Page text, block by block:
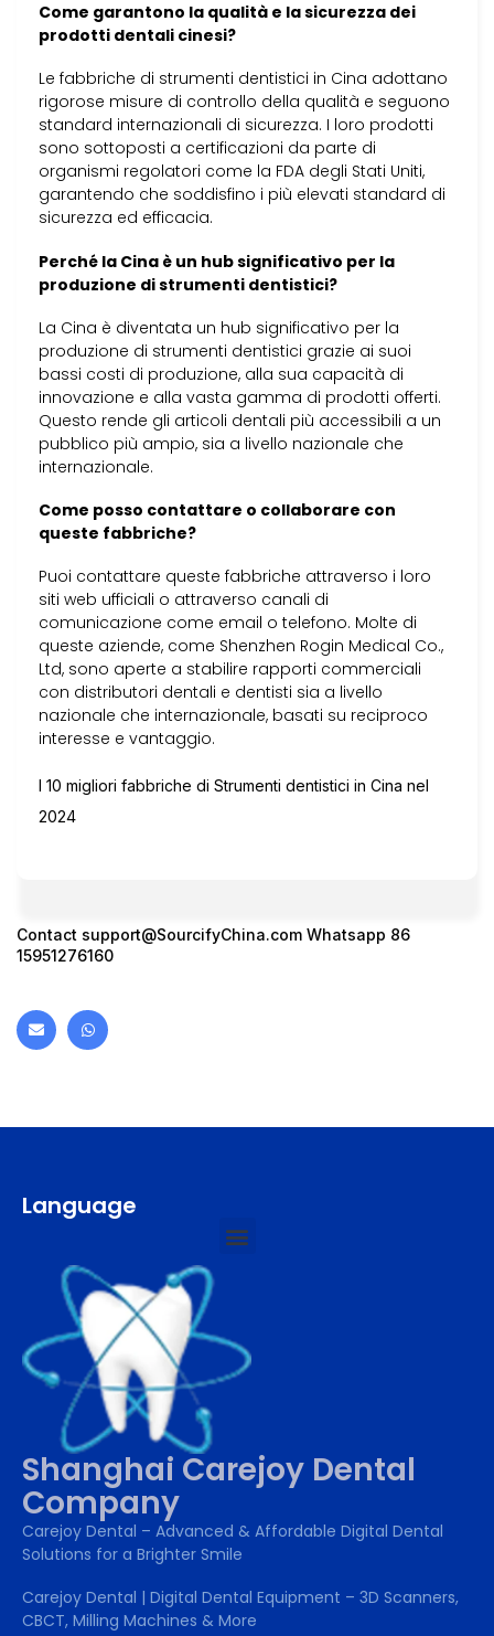
Come garantono la qualità e la sicurezza dei
prodotti dentali cinesi?
Le fabbriche di strumenti dentistici in Cina adottano
rigorose misure di controllo della qualità e seguono
standard internazionali di sicurezza. I loro prodotti
sono sottoposti a certificazioni da parte di
organismi regolatori come la FDA degli Stati Uniti,
garantendo che soddisfino i più elevati standard di
sicurezza ed efficacia.
Perché la Cina è un hub significativo per la
produzione di strumenti dentistici?
La Cina è diventata un hub significativo per la
produzione di strumenti dentistici grazie ai suoi
bassi costi di produzione, alla sua capacità di
innovazione e alla vasta gamma di prodotti offerti.
Questo rende gli articoli dentali più accessibili a un
pubblico più ampio, sia a livello nazionale che
internazionale.
Come posso contattare o collaborare con
queste fabbriche?
Puoi contattare queste fabbriche attraverso i loro
siti web ufficiali o attraverso canali di
comunicazione come email o telefono. Molte di
queste aziende, come Shenzhen Rogin Medical Co.,
Ltd, sono aperte a stabilire rapporti commerciali
con distributori dentali e dentisti sia a livello
nazionale che internazionale, basati su reciproco
interesse e vantaggio.
I 10 migliori fabbriche di Strumenti dentistici in Cina nel
2024
Contact support@SourcifyChina.com Whatsapp 86
15951276160
Language
Shanghai Carejoy Dental
Company
Carejoy Dental – Advanced & Affordable Digital Dental
Solutions for a Brighter Smile
Carejoy Dental | Digital Dental Equipment – 3D Scanners,
CBCT, Milling Machines & More